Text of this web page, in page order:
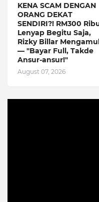
KENA SCAM DENGAN
ORANG DEKAT
SENDIRI?! RM300
Lenyap Begitu Saja,
Rizky Billar
— "Bayar Full, Takde
Ansur-ansur!"
August 07, 2026